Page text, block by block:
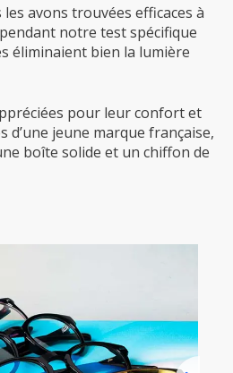
avons trouvées efficaces à
notre test spécifique
éliminaient bien la lumière
pour leur confort et
d’une jeune marque française,
boîte solide et un chiffon de